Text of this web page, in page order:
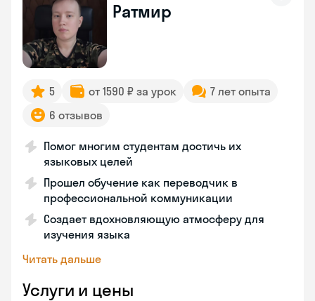
Ратмир
5 от 1590 ₽ за урок
7 лет опыта
6 отзывов
Помог многим студентам достичь их
языковых целей
Прошел обучение как переводчик в
профессиональной коммуникации
Создает вдохновляющую атмосферу для
изучения языка
Читать дальше
Услуги и цены